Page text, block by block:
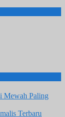
Mewah Paling
Terbaru